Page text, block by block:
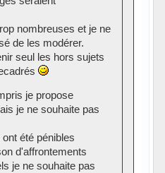
nombreuses et je ne
de les modérer.
seul les hors sujets
je propose
je ne souhaite pas
été pénibles
d'affrontements
je ne souhaite pas